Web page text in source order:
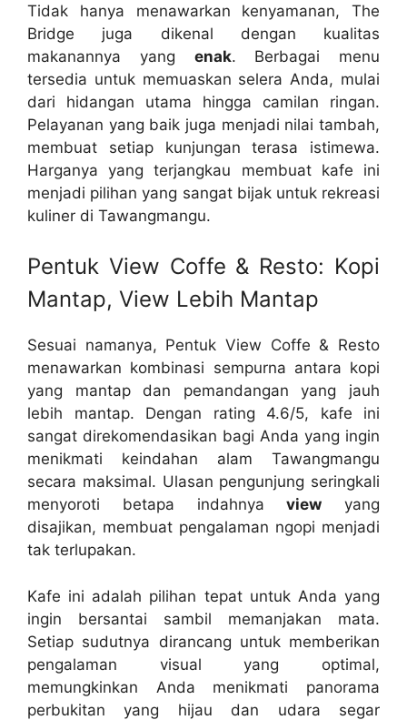
Tidak hanya menawarkan kenyamanan, The
Bridge juga dikenal dengan kualitas
makanannya yang enak. Berbagai menu
tersedia untuk memuaskan selera Anda, mulai
dari hidangan utama hingga camilan ringan.
Pelayanan yang baik juga menjadi nilai tambah,
membuat setiap kunjungan terasa istimewa.
Harganya yang terjangkau membuat kafe ini
menjadi pilihan yang sangat bijak untuk rekreasi
kuliner di Tawangmangu.
Pentuk View Coffe & Resto: Kopi
Mantap, View Lebih Mantap
Sesuai namanya, Pentuk View Coffe & Resto
menawarkan kombinasi sempurna antara kopi
yang mantap dan pemandangan yang jauh
lebih mantap. Dengan rating 4.6/5, kafe ini
sangat direkomendasikan bagi Anda yang ingin
menikmati keindahan alam Tawangmangu
secara maksimal. Ulasan pengunjung seringkali
menyoroti betapa indahnyaview yang
disajikan, membuat pengalaman ngopi menjadi
tak terlupakan.
Kafe ini adalah pilihan tepat untuk Anda yang
ingin bersantai sambil memanjakan mata.
Setiap sudutnya dirancang untuk memberikan
pengalaman visual yang optimal,
memungkinkan Anda menikmati panorama
perbukitan yang hijau dan udara segar